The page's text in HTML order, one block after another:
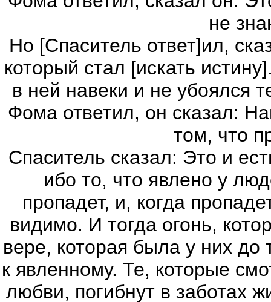
не
Но [Спаситель ответ]ил,
который стал [искать
в ней навеки и не убоялся
Фома ответил, он сказал:
том, что
Спаситель сказал: Это и
ибо то, что явлено у
пропадет, и, когда
видимо. И тогда огонь,
вере, которая была у них до
к явленному. Те, которые
любви, погибнут в заботах